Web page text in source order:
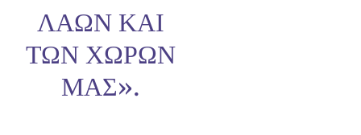
ΛΑΏΝ ΚΑΙ
ΤΩΝ ΧΩΡΏΝ
ΜΑΣ».